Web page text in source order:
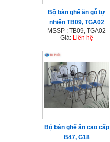
Bộ bàn ghế ăn gỗ tự
nhiên TB09, TGA02
MSSP : TB09, TGA02
Giá: Liên hệ
Bộ bàn ghế ăn cao cấp
B47, G18